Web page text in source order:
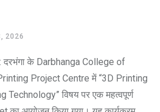
2026
के Darbhanga College of
Project Centre में “3D Printing
विषय पर एक महत्वपूर्ण